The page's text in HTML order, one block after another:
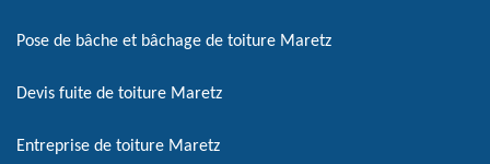
Pose de bâche et bâchage de toiture Maretz
Devis fuite de toiture Maretz
Entreprise de toiture Maretz